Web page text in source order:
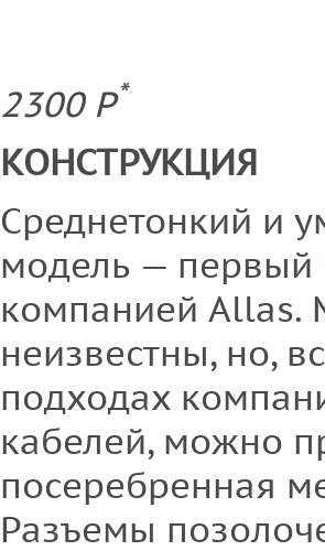
2300 P*
КОНСТРУКЦИЯ
Среднетонкий и
модель — первый
компанией Allas.
неизвестны, но,
подходах
кабелей, можно
посеребренная
Разъемы